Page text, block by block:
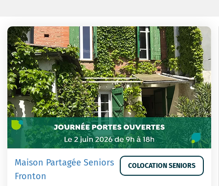
Maison Partagée Seniors
Fronton
COLOCATION SENIORS